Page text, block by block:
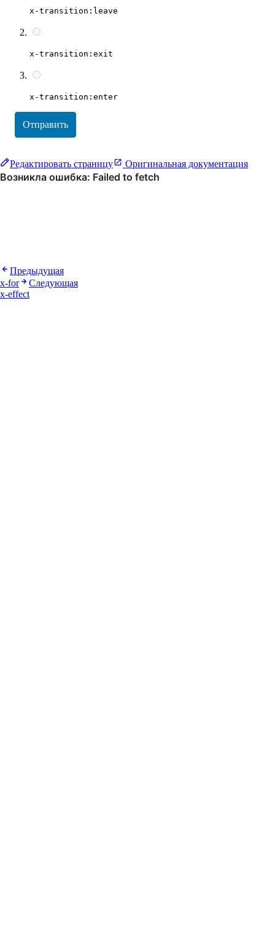
x-transition:leave
x-transition:exit
x-transition:enter
Отправить
Редактировать страницу Оригинальная документация
Предыдущая
x-for
Следующая
x-effect